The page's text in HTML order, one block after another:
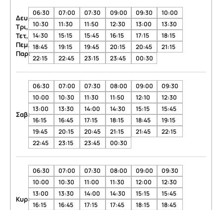
Δευ,
Τρι,
Τετ,
Πεμ,
Παρ:
06:30 07:00 07:30 09:00 09:30
10:00
10:30
11:30 11:50 12:30 13:00
13:30
14:30
15:15 15:45 16:15 17:15
18:15
18:45
19:15 19:45 20:15 20:45
21:15
22:15
22:45 23:15 23:45 00:30
Σαβ:
06:30 07:00 07:30 08:00 09:00
09:30
10:00
10:30 11:30 11:50 12:10
12:30
13:00
13:30 14:00 14:30 15:15
15:45
16:15
16:45 17:15 18:15 18:45
19:15
19:45
20:15 20:45 21:15 21:45
22:15
22:45
23:15 23:45 00:30
Κυρ:
06:30 07:00 07:30 08:00 09:00
09:30
10:00
10:30 11:00 11:30 12:00
12:30
13:00
13:30 14:00 14:30 15:15
15:45
16:15
16:45 17:15 17:45 18:15
18:45